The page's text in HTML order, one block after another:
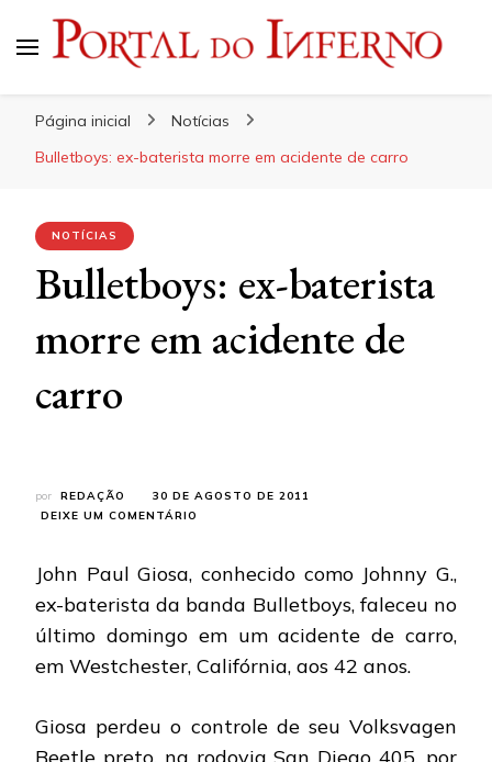
Página inicial
Notícias
Bulletboys: ex-baterista morre em acidente de carro
NOTÍCIAS
Bulletboys: ex-baterista
morre em acidente de
carro
por REDAÇÃO
30 DE AGOSTO DE 2011
DEIXE UM COMENTÁRIO
BATERISTA
EM
ACIDENTE
CARRO
John Paul Giosa, conhecido como Johnny G.,
ex-baterista da banda Bulletboys, faleceu no
último domingo em um acidente de carro,
em Westchester, Califórnia, aos 42 anos.
Giosa perdeu o controle de seu Volksvagen
Beetle preto, na rodovia San Diego 405, por